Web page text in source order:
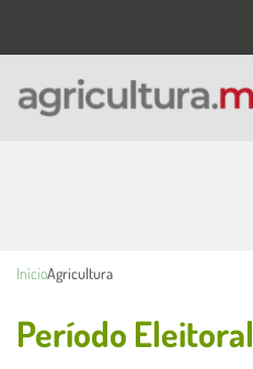
conteúdo
InícioAgricultura
Período Eleitoral